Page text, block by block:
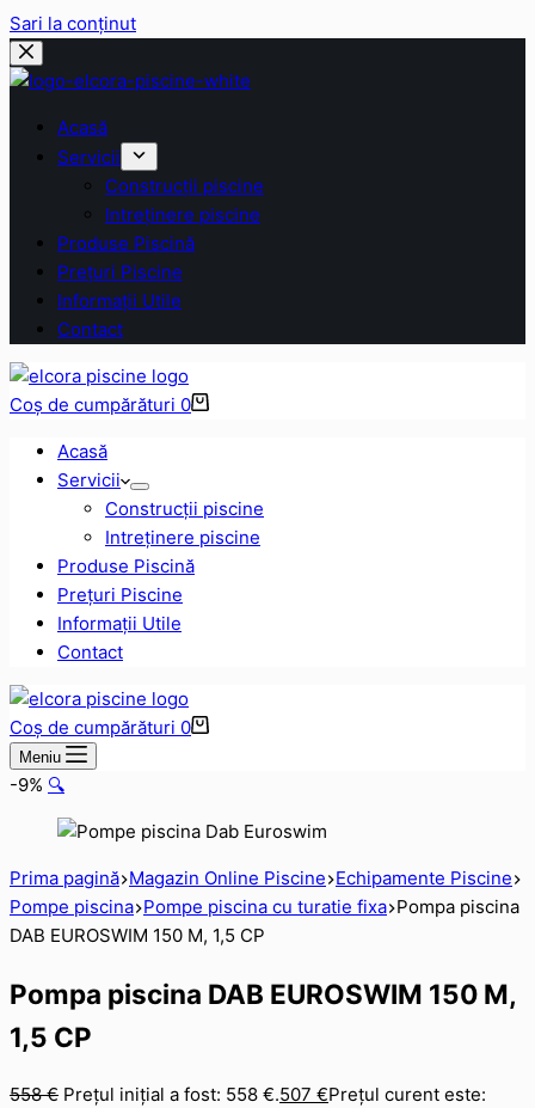
Sari la conținut
Acasă
Servicii
Construcții piscine
Intreținere piscine
Produse Piscină
Prețuri Piscine
Informații Utile
Contact
Coș de cumpărături 0
Acasă
Servicii
Construcții piscine
Intreținere piscine
Produse Piscină
Prețuri Piscine
Informații Utile
Contact
Coș de cumpărături 0
Meniu
-9% 🔍
Prima pagină Magazin Online Piscine Echipamente Piscine
Pompe piscina Pompe piscina cu turatie fixa Pompa piscina
DAB EUROSWIM 150 M, 1,5 CP
Pompa piscina DAB EUROSWIM 150 M,
1,5 CP
558€ Prețul inițial a fost: 558 €.507 €Prețul curent este: